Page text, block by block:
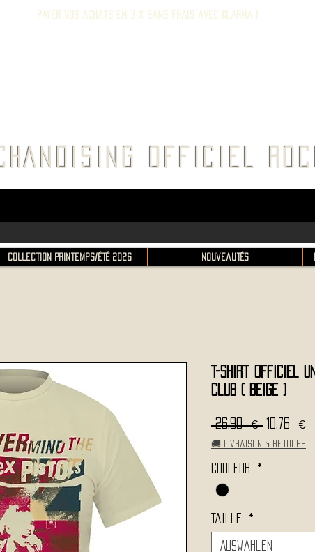
Payer vos achats en 3 x sans frais avec Klarna !
OFFICIEL
Collection Printemps/Été 2026 Nouveautés
T-Shirt Officiel
Club ( Beige )
26,90 € 10,76 €
🚚 Livraison & retours
Couleur *
Taille *
Auswählen